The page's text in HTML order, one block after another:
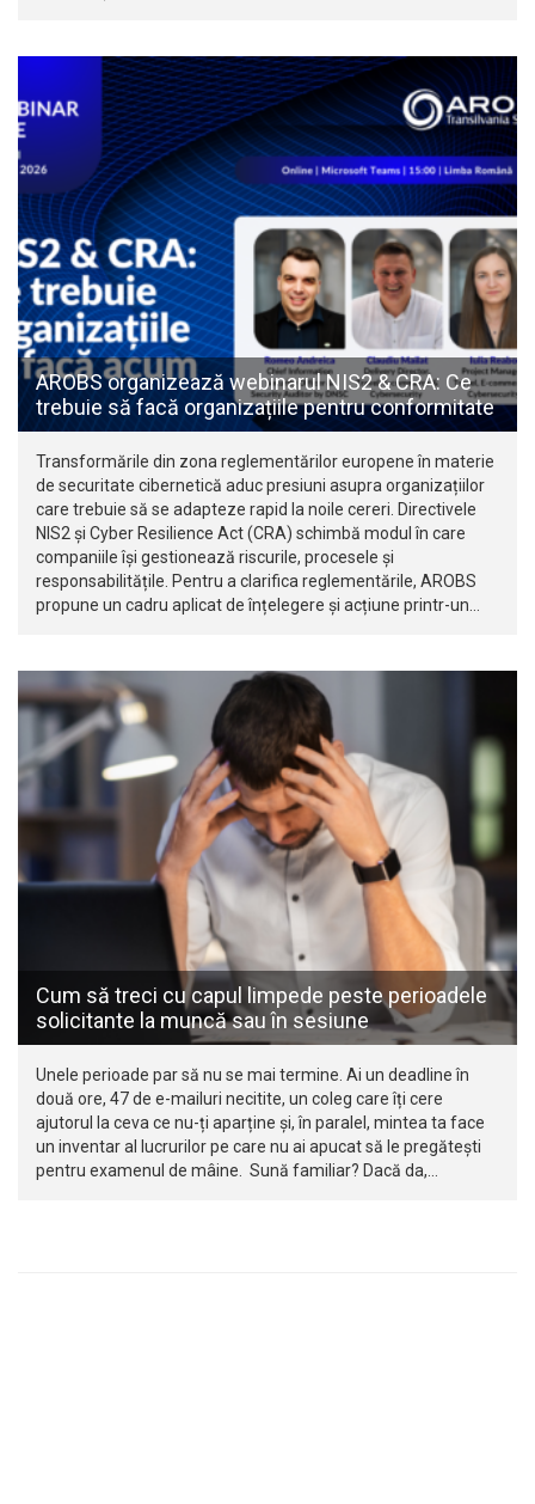
AROBS organizează webinarul NIS2 & CRA: Ce
trebuie să facă organizațiile pentru conformitate
Transformările din zona reglementărilor europene în materie
de securitate cibernetică aduc presiuni asupra organizațiilor
care trebuie să se adapteze rapid la noile cereri. Directivele
NIS2 și Cyber Resilience Act (CRA) schimbă modul în care
companiile își gestionează riscurile, procesele și
responsabilitățile. Pentru a clarifica reglementările, AROBS
propune un cadru aplicat de înțelegere și acțiune printr-un…
Cum să treci cu capul limpede peste perioadele
solicitante la muncă sau în sesiune
Unele perioade par să nu se mai termine. Ai un deadline în
două ore, 47 de e-mailuri necitite, un coleg care îți cere
ajutorul la ceva ce nu-ți aparține și, în paralel, mintea ta face
un inventar al lucrurilor pe care nu ai apucat să le pregătești
pentru examenul de mâine. Sună familiar? Dacă da,…